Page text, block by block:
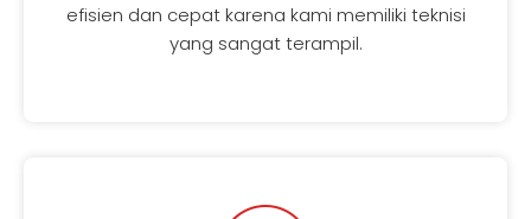
efisien dan cepat karena kami memiliki teknisi
yang sangat terampil.